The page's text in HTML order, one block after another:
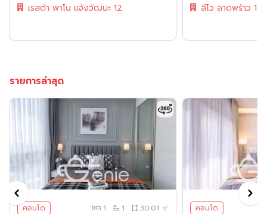
เรสต้า พาโน แจ้งวัฒนะ 12
ลีโว ลาดพร้าว 18
รายการล่าสุด
คอนโด 1 1 30.01 ㎡ คอนโด